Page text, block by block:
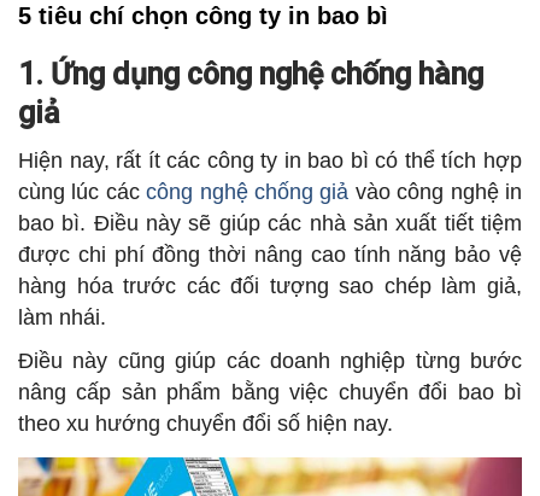
5 tiêu chí chọn công ty in bao bì
1. Ứng dụng công nghệ chống hàng
giả
Hiện nay, rất ít các công ty in bao bì có thể tích hợp
cùng lúc cáccông nghệ chống giả vào công nghệ in
bao bì. Điều này sẽ giúp các nhà sản xuất tiết tiệm
được chi phí đồng thời nâng cao tính năng bảo vệ
hàng hóa trước các đối tượng sao chép làm giả,
làm nhái.
Điều này cũng giúp các doanh nghiệp từng bước
nâng cấp sản phẩm bằng việc chuyển đổi bao bì
theo xu hướng chuyển đổi số hiện nay.